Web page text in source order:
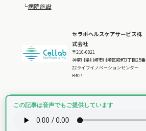
└病院施設
セラボヘルスケアサービス株
式会社
〒210-0821
神奈川県川崎市川崎区殿町3丁目25番
22ライフイノベーションセンター
R407
© Cellab Healthcare Service CO.,LTD.
この記事は音声でもご提供しています